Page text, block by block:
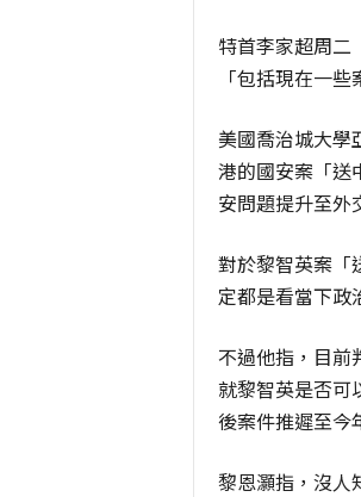
特首李家超周二
「包括現在一
美國喬治城大學
港的國安案「送
安問題提升至外
對於黎智英案「
定都是看當下政
不過他指，目前
就黎智英是否可
後案件推遲至今
黎恩灝指，沒人